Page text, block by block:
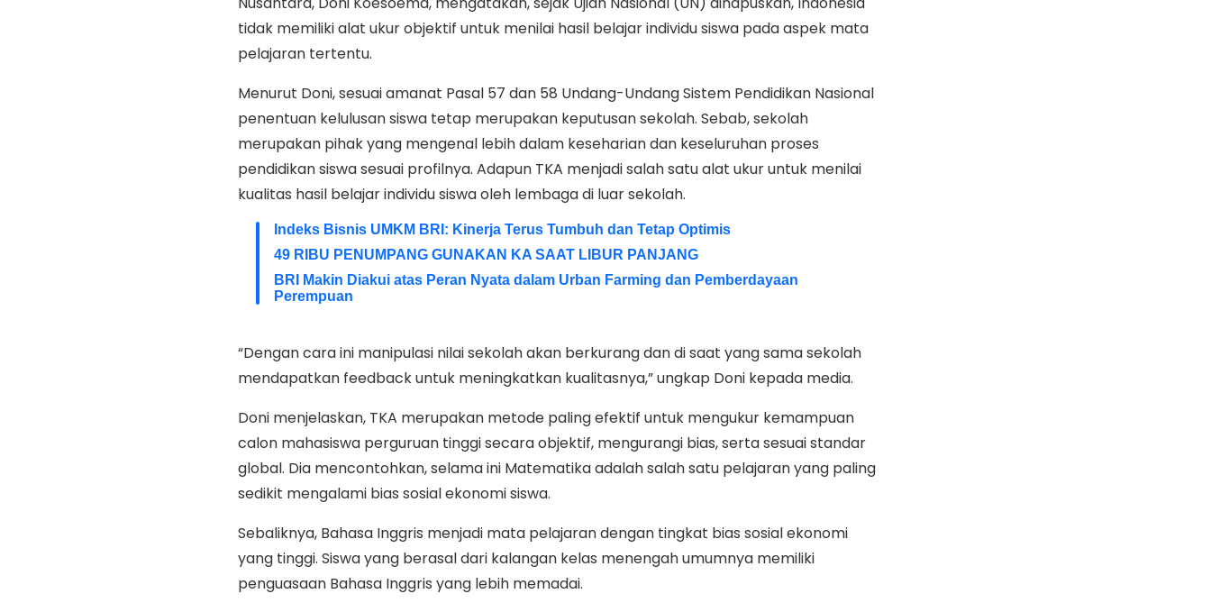
tidak memiliki alat ukur objektif untuk menilai hasil belajar individu siswa pada aspek mata
pelajaran tertentu.
Menurut Doni, sesuai amanat Pasal 57 dan 58 Undang-Undang Sistem Pendidikan Nasional
penentuan kelulusan siswa tetap merupakan keputusan sekolah. Sebab, sekolah
merupakan pihak yang mengenal lebih dalam keseharian dan keseluruhan proses
pendidikan siswa sesuai profilnya. Adapun TKA menjadi salah satu alat ukur untuk menilai
kualitas hasil belajar individu siswa oleh lembaga di luar sekolah.
Indeks Bisnis UMKM BRI: Kinerja Terus Tumbuh dan Tetap Optimis
49 RIBU PENUMPANG GUNAKAN KA SAAT LIBUR PANJANG
BRI Makin Diakui atas Peran Nyata dalam Urban Farming dan Pemberdayaan
Perempuan
“Dengan cara ini manipulasi nilai sekolah akan berkurang dan di saat yang sama sekolah
mendapatkan feedback untuk meningkatkan kualitasnya,” ungkap Doni kepada media.
Doni menjelaskan, TKA merupakan metode paling efektif untuk mengukur kemampuan
calon mahasiswa perguruan tinggi secara objektif, mengurangi bias, serta sesuai standar
global. Dia mencontohkan, selama ini Matematika adalah salah satu pelajaran yang paling
sedikit mengalami bias sosial ekonomi siswa.
Sebaliknya, Bahasa Inggris menjadi mata pelajaran dengan tingkat bias sosial ekonomi
yang tinggi. Siswa yang berasal dari kalangan kelas menengah umumnya memiliki
penguasaan Bahasa Inggris yang lebih memadai.